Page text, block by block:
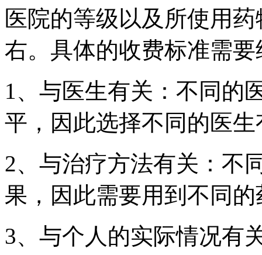
医院的等级以及所使用
右。具体的收费标准需
1、与医生有关：不同的
平，因此选择不同的医
2、与治疗方法有关：不
果，因此需要用到不同
3、与个人的实际情况有